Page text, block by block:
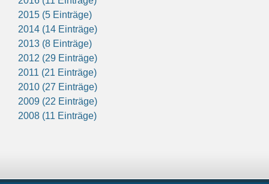
2015 (5 Einträge)
2014 (14 Einträge)
2013 (8 Einträge)
2012 (29 Einträge)
2011 (21 Einträge)
2010 (27 Einträge)
2009 (22 Einträge)
2008 (11 Einträge)